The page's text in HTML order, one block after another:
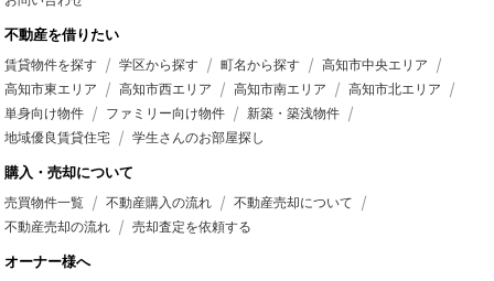
不動産を借りたい
賃貸物件を探す 学区から探す 町名から探す
高知市中央エリア
高知市東エリア
高知市西エリア 高知市南エリア
高知市北エリア
単身向け物件
ファミリー向け物件
新築・築浅物件
地域優良賃貸住宅
学生さんのお部屋探し
購入・売却について
売買物件一覧 不動産購入の流れ
不動産売却について
不動産売却の流れ
売却査定を依頼する
オーナー様へ